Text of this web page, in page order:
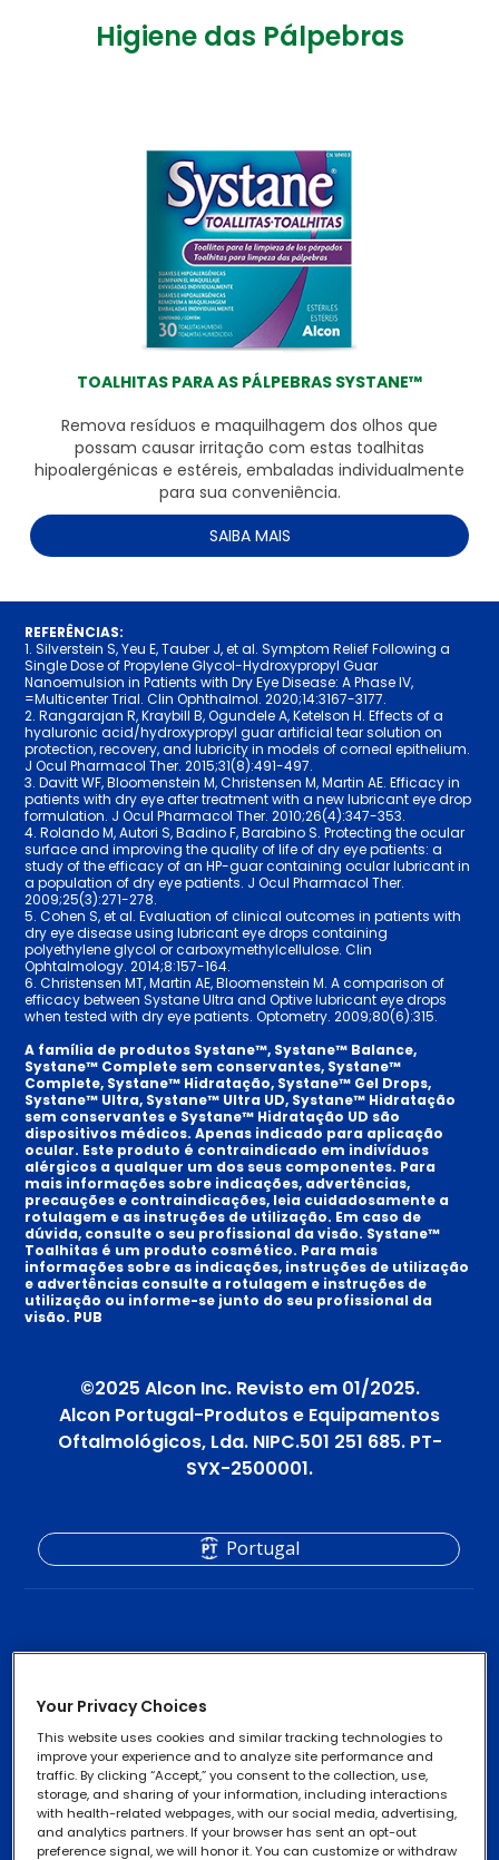
Higiene das Pálpebras
TOALHITAS PARA AS PÁLPEBRAS SYSTANE™
Remova resíduos e maquilhagem dos olhos que
possam causar irritação com estas toalhitas
hipoalergénicas e estéreis, embaladas individualmente
para sua conveniência.
SAIBA MAIS
REFERÊNCIAS:
1. Silverstein S, Yeu E, Tauber J, et al. Symptom Relief Following a
Single Dose of Propylene Glycol-Hydroxypropyl Guar
Nanoemulsion in Patients with Dry Eye Disease: A Phase IV,
=Multicenter Trial. Clin Ophthalmol. 2020;14:3167-3177.
2. Rangarajan R, Kraybill B, Ogundele A, Ketelson H. Effects of a
hyaluronic acid/hydroxypropyl guar artificial tear solution on
protection, recovery, and lubricity in models of corneal epithelium.
J Ocul Pharmacol Ther. 2015;31(8):491-497.
3. Davitt WF, Bloomenstein M, Christensen M, Martin AE. Efficacy in
patients with dry eye after treatment with a new lubricant eye drop
formulation. J Ocul Pharmacol Ther. 2010;26(4):347-353.
4. Rolando M, Autori S, Badino F, Barabino S. Protecting the ocular
surface and improving the quality of life of dry eye patients: a
study of the efficacy of an HP-guar containing ocular lubricant in
a population of dry eye patients. J Ocul Pharmacol Ther.
2009;25(3):271-278.
5. Cohen S, et al. Evaluation of clinical outcomes in patients with
dry eye disease using lubricant eye drops containing
polyethylene glycol or carboxymethylcellulose. Clin
Ophtalmology. 2014;8:157-164.
6. Christensen MT, Martin AE, Bloomenstein M. A comparison of
efficacy between Systane Ultra and Optive lubricant eye drops
when tested with dry eye patients. Optometry. 2009;80(6):315.
A família de produtos Systane™, Systane™ Balance,
Systane™ Complete sem conservantes, Systane™
Complete, Systane™ Hidratação, Systane™ Gel Drops,
Systane™ Ultra, Systane™ Ultra UD, Systane™ Hidratação
sem conservantes e Systane™ Hidratação UD são
dispositivos médicos. Apenas indicado para aplicação
ocular. Este produto é contraindicado em indivíduos
alérgicos a qualquer um dos seus componentes. Para
mais informações sobre indicações, advertências,
precauções e contraindicações, leia cuidadosamente a
rotulagem e as instruções de utilização. Em caso de
dúvida, consulte o seu profissional da visão. Systane™
Toalhitas é um produto cosmético. Para mais
informações sobre as indicações, instruções de utilização
e advertências consulte a rotulagem e instruções de
utilização ou informe-se junto do seu profissional da
visão. PUB
©2025 Alcon Inc. Revisto em 01/2025.
Alcon Portugal-Produtos e Equipamentos
Oftalmológicos, Lda. NIPC.501 251 685. PT-
SYX-2500001.
Footer
Column
2
-
Footer
Contacte-nos
Portugal
Footer
Avisos de Privacidade
Your Privacy Choices
This website uses cookies and similar tracking technologies to
improve your experience and to analyze site performance and
traffic. By clicking “Accept,” you consent to the collection, use,
storage, and sharing of your information, including interactions
with health-related webpages, with our social media, advertising,
and analytics partners. If your browser has sent an opt-out
preference signal, we will honor it. You can customize or withdraw